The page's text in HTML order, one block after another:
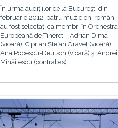
În urma audiţiilor de la Bucureşti din
februarie 2012, patru muzicieni români
au fost selectaţi ca membri în Orchestra
Europeană de Tineret – Adrian Dima
(vioară), Ciprian Ștefan Oravet (vioară),
Ana Popescu-Deutsch (vioară) şi Andrei
Mihăilescu (contrabas)